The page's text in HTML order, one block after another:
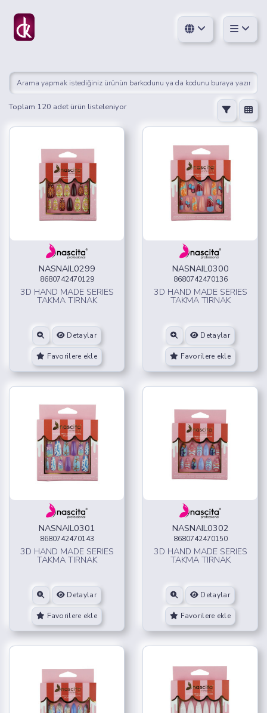
Toplam 120 adet ürün listeleniyor
NASNAIL0299
8680742470129
3D HAND MADE SERIES
TAKMA TIRNAK
Detaylar
Favorilere ekle
NASNAIL0300
8680742470136
3D HAND MADE SERIES
TAKMA TIRNAK
Detaylar
Favorilere ekle
NASNAIL0301
8680742470143
3D HAND MADE SERIES
TAKMA TIRNAK
Detaylar
Favorilere ekle
NASNAIL0302
8680742470150
3D HAND MADE SERIES
TAKMA TIRNAK
Detaylar
Favorilere ekle